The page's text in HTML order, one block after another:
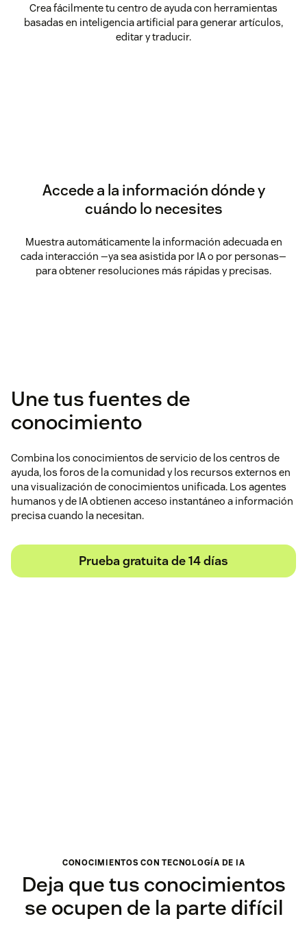
Crea fácilmente tu centro de ayuda con herramientas
basadas en inteligencia artificial para generar artículos,
editar y traducir.
Accede a la información dónde y
cuándo lo necesites
Muestra automáticamente la información adecuada en
cada interacción —ya sea asistida por IA o por personas—
para obtener resoluciones más rápidas y precisas.
Une tus fuentes de
conocimiento
Combina los conocimientos de servicio de los centros de
ayuda, los foros de la comunidad y los recursos externos en
una visualización de conocimientos unificada. Los agentes
humanos y de IA obtienen acceso instantáneo a información
precisa cuando la necesitan.
Prueba gratuita de 14 días
CONOCIMIENTOS CON TECNOLOGÍA DE IA
Deja que tus conocimientos
se ocupen de la parte difícil